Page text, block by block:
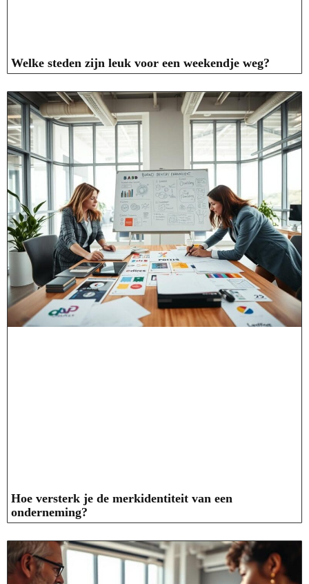
Welke steden zijn leuk voor een weekendje weg?
Hoe versterk je de merkidentiteit van een
onderneming?